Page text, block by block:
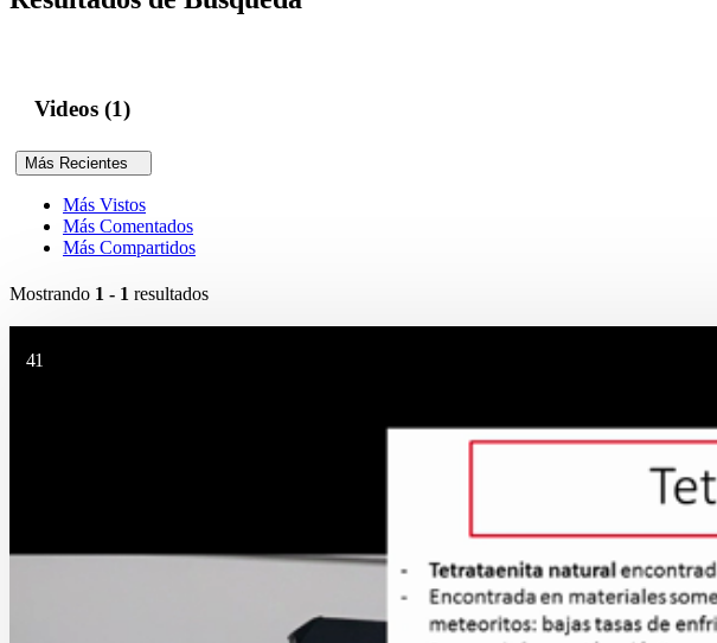
Videos (1)
Más Recientes
Más Vistos
Más Comentados
Más Compartidos
Mostrando 1 - 1 resultados
41